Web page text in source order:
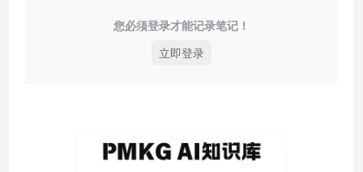
您必须登录才能记录笔记！
立即登录